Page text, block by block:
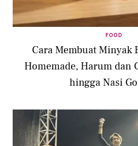
FOOD
Cara Membuat Minyak
Homemade, Harum dan
hingga Nasi